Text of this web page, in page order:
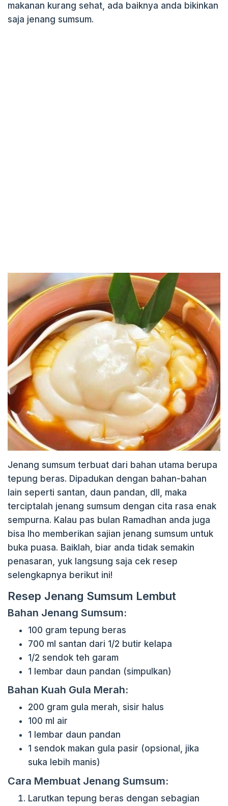
makanan kurang sehat, ada baiknya anda bikinkan
saja jenang sumsum.
Jenang sumsum terbuat dari bahan utama berupa
tepung beras. Dipadukan dengan bahan-bahan
lain seperti santan, daun pandan, dll, maka
terciptalah jenang sumsum dengan cita rasa enak
sempurna. Kalau pas bulan Ramadhan anda juga
bisa lho memberikan sajian jenang sumsum untuk
buka puasa. Baiklah, biar anda tidak semakin
penasaran, yuk langsung saja cek resep
selengkapnya berikut ini!
Resep Jenang Sumsum Lembut
Bahan Jenang Sumsum:
100 gram tepung beras
700 ml santan dari 1/2 butir kelapa
1/2 sendok teh garam
1 lembar daun pandan (simpulkan)
Bahan Kuah Gula Merah:
200 gram gula merah, sisir halus
100 ml air
1 lembar daun pandan
1 sendok makan gula pasir (opsional, jika
suka lebih manis)
Cara Membuat Jenang Sumsum:
Larutkan tepung beras dengan sebagian